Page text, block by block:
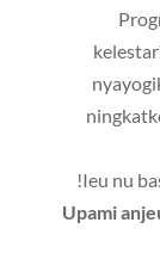
Ieu nu
Upami